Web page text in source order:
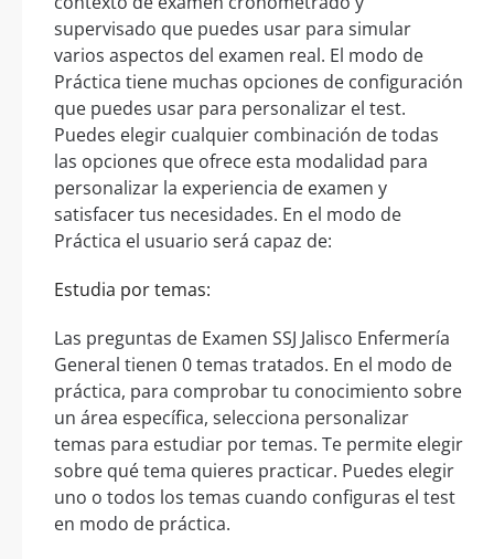
supervisado que puedes usar para simular
varios aspectos del examen real. El modo de
Práctica tiene muchas opciones de configuración
que puedes usar para personalizar el test.
Puedes elegir cualquier combinación de todas
las opciones que ofrece esta modalidad para
personalizar la experiencia de examen y
satisfacer tus necesidades. En el modo de
Práctica el usuario será capaz de:
Estudia por temas:
Las preguntas de Examen SSJ Jalisco Enfermería
General tienen 0 temas tratados. En el modo de
práctica, para comprobar tu conocimiento sobre
un área específica, selecciona personalizar
temas para estudiar por temas. Te permite elegir
sobre qué tema quieres practicar. Puedes elegir
uno o todos los temas cuando configuras el test
en modo de práctica.